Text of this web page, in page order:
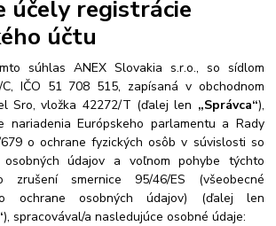
účely registrácie
účtu
súhlas ANEX Slovakia s.r.o., so sídlom
C, IČO 51 708 515, zapísaná v obchodnom
Sro, vložka 42272/T (ďalej len „Správca“),
nariadenia Európskeho parlamentu a Rady
o ochrane fyzických osôb v súvislosti so
osobných údajov a voľnom pohybe týchto
smernice 95/46/ES (všeobecné
ochrane osobných údajov) (ďalej len
), spracovával/a nasledujúce osobné údaje: